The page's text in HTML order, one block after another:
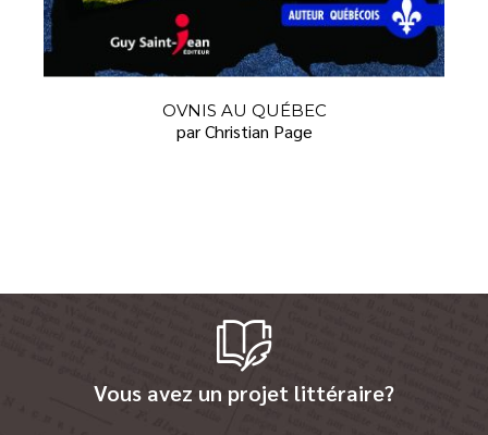
OVNIS AU QUÉBEC
par Christian Page
Vous avez un projet littéraire?